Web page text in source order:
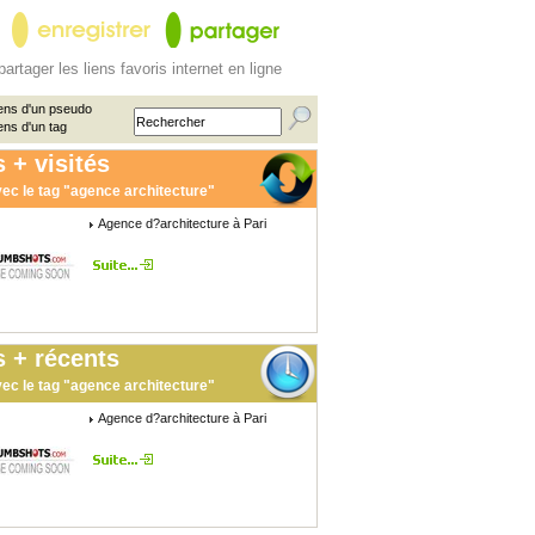
les liens favoris internet en ligne
d'un pseudo
d'un tag
+ visités
le tag "agence architecture"
Agence d?architecture à Pari
+ récents
le tag "agence architecture"
Agence d?architecture à Pari